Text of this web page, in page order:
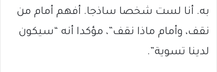
به. أنا لست شخصا ساذجا. أفهم أمام من
نقف، وأمام ماذا نقف”، مؤكدا أنه “سيكون
لدينا تسوية”.